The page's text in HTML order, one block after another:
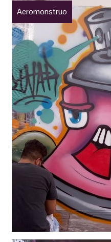
Aeromonstruo